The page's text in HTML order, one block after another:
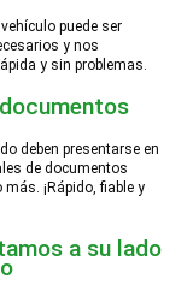
puede ser
y nos
y sin problemas.
deben presentarse en
de documentos
¡Rápido, fiable y
a su lado